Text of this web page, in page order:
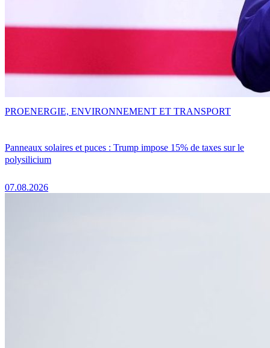
Panneaux solaires et puces : Trump impose 15% de taxes sur le
polysilicium
07.08.2026
PROENERGIE, ENVIRONNEMENT ET TRANSPORT